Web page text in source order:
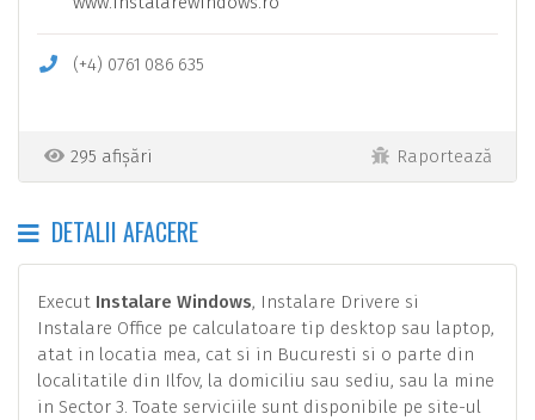
(+4) 0761 086 635
295 afișări Raportează
DETALII AFACERE
Execut Instalare Windows, Instalare Drivere si
Instalare Office pe calculatoare tip desktop sau laptop,
atat in locatia mea, cat si in Bucuresti si o parte din
localitatile din Ilfov, la domiciliu sau sediu, sau la mine
in Sector 3. Toate serviciile sunt disponibile pe site-ul